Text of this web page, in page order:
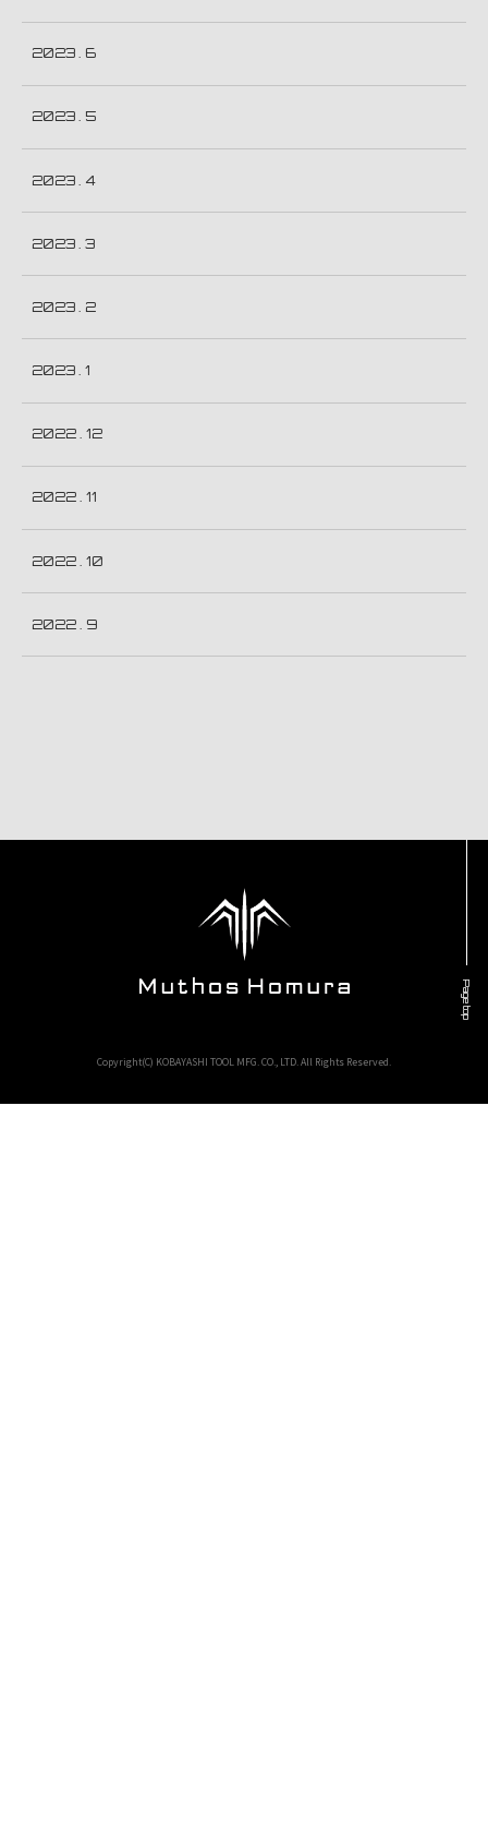
2023 . 6
2023 . 5
2023 . 4
2023 . 3
2023 . 2
2023 . 1
2022 . 12
2022 . 11
2022 . 10
2022 . 9
Copyright(C) KOBAYASHI TOOL MFG. CO., LTD. All Rights Reserved.
Page top